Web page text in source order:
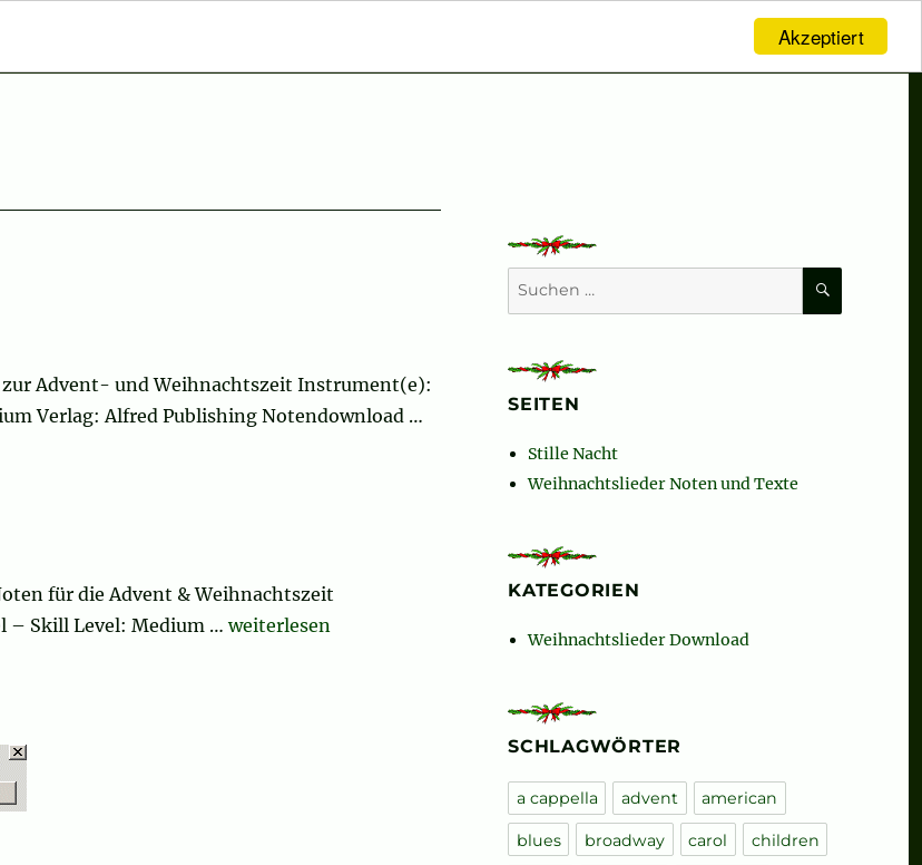
Akzeptiert
zur Advent- und Weihnachtszeit Instrument(e):
Verlag: Alfred Publishing Notendownload …
für die Advent & Weihnachtszeit
– Skill Level: Medium …„Christmas Sheet Music and Carols“
weiterlesen
Suchen
nach:
SEITEN
Stille Nacht
Weihnachtslieder Noten und Texte
KATEGORIEN
Weihnachtslieder Download
SCHLAGWÖRTER
a cappella advent american
blues broadway carol children